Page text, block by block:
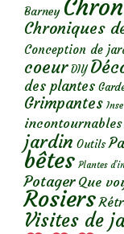
Barney
Chroniques
Conception de
coeur DIY
des plantes
Grimpantes
incontournables
jardin Outils
bêtes Plantes
Potager Que
Rosiers
Visites de